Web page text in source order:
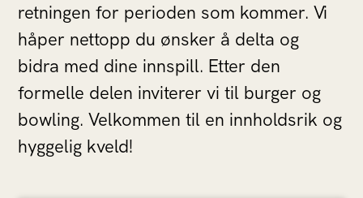
retningen for perioden som kommer. Vi
håper nettopp du ønsker å delta og
bidra med dine innspill. Etter den
formelle delen inviterer vi til burger og
bowling. Velkommen til en innholdsrik og
hyggelig kveld!